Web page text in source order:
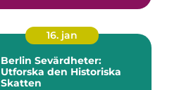
16. jan
Berlin Sevärdheter:
Utforska den Historiska
Skatten